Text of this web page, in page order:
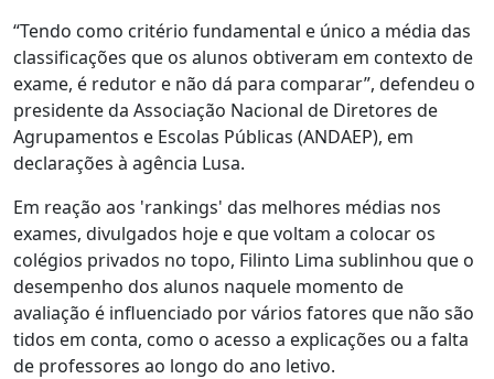
“Tendo como critério fundamental e único a média das
classificações que os alunos obtiveram em contexto de
exame, é redutor e não dá para comparar”, defendeu o
presidente da Associação Nacional de Diretores de
Agrupamentos e Escolas Públicas (ANDAEP), em
declarações à agência Lusa.
Em reação aos 'rankings' das melhores médias nos
exames, divulgados hoje e que voltam a colocar os
colégios privados no topo, Filinto Lima sublinhou que o
desempenho dos alunos naquele momento de
avaliação é influenciado por vários fatores que não são
tidos em conta, como o acesso a explicações ou a falta
de professores ao longo do ano letivo.